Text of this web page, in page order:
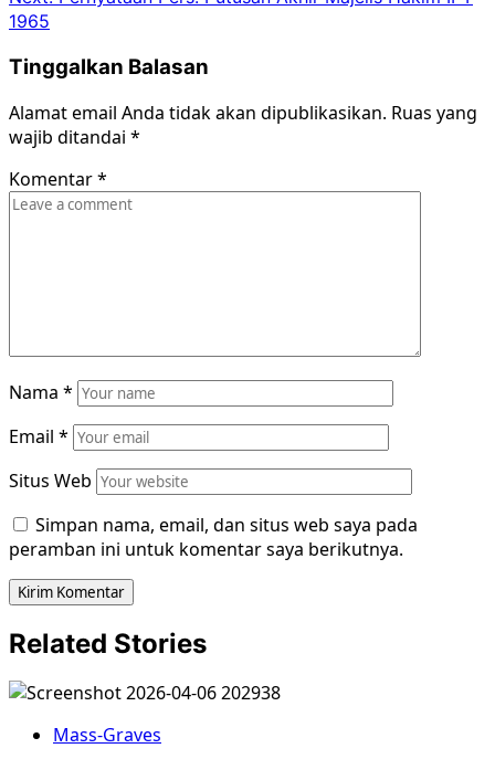
1965
Tinggalkan Balasan
Alamat email Anda tidak akan dipublikasikan. Ruas yang
wajib ditandai *
Komentar*
Nama *
Email *
Situs Web
Simpan nama, email, dan situs web saya pada
peramban ini untuk komentar saya berikutnya.
Related Stories
Mass-Graves